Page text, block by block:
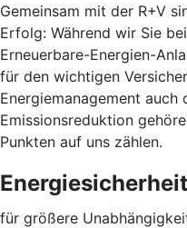
Gemeinsam mit der R+V
Erfolg: Während wir Sie
Erneuerbare-Energien-
für den wichtigen
Energiemanagement auch
Emissionsreduktion
Punkten auf uns zählen.
für größere